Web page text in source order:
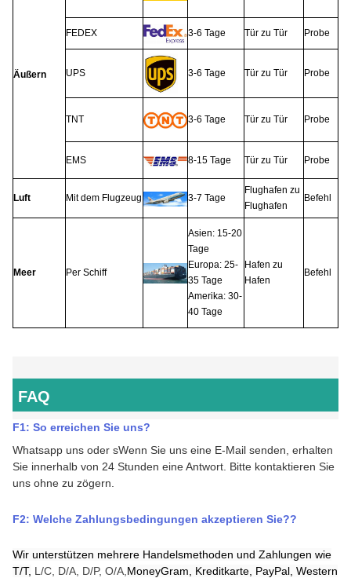
Äußern
FEDEX 3-6 Tage Tür zu Tür Probe
UPS 3-6 Tage Tür zu Tür Probe
TNT 3-6 Tage Tür zu Tür Probe
EMS 8-15 Tage Tür zu Tür Probe
Luft Mit dem Flugzeug 3-7 Tage
Flughafen zu
Flughafen
Befehl
Meer Per Schiff
Asien: 15-20
Tage
Europa: 25-
35 Tage
Amerika: 30-
40 Tage
Hafen zu
Hafen
Befehl
FAQ
F1: So erreichen Sie uns?
Whatsapp uns oder sWenn Sie uns eine E-Mail senden, erhalten
Sie innerhalb von 24 Stunden eine Antwort. Bitte kontaktieren Sie
uns ohne zu zögern.
F2: Welche Zahlungsbedingungen akzeptieren Sie??
Wir unterstützen mehrere Handelsmethoden und Zahlungen wie
T/T, L/C, D/A, D/P, O/A, MoneyGram, Kreditkarte, PayPal, Western